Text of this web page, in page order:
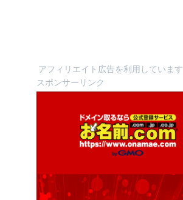
アフィリエイト広告を利用しています
スポンサーリンク